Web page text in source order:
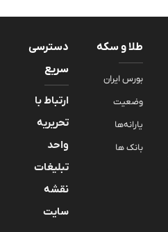
طلا و سکه
بورس ایران
وضعیت
یارانه‌ها
بانک ها
دسترسی
سریع
ارتباط با
تحریریه
واحد
تبلیغات
نقشه
سایت